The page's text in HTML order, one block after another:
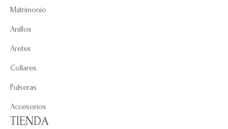
Matrimonio
Anillos
Aretes
Collares
Pulseras
Accesorios
TIENDA